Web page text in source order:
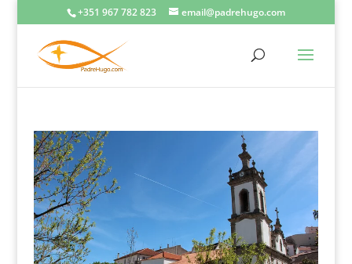
+351 967 782 823 email@padrehugo.com